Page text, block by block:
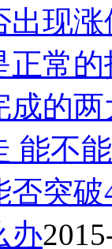
出现涨
正常
成的
能不
突破
办